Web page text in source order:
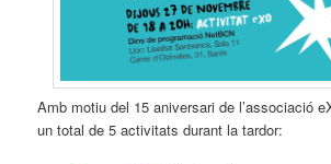
Amb motiu del 15 aniversari de l’associació
un total de 5 activitats durant la tardor: